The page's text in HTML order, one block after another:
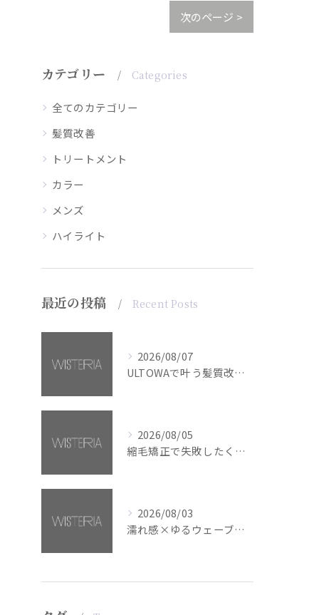
次のページ >
カテゴリー Categories
全てのカテゴリー
髪質改善
トリートメント
カラー
メンズ
ハイライト
最近の投稿 Recent Posts
2026/08/07
ULTOWAで叶う髪質改善美髪カラー【銀座・美容室WISTERIA】
2026/08/05
縮毛矯正で失敗したくない方へ【銀座・美容室WISTERIA】
2026/08/03
濡れ感×ゆるウェーブミディアム【銀座・美容室WISTERIA】